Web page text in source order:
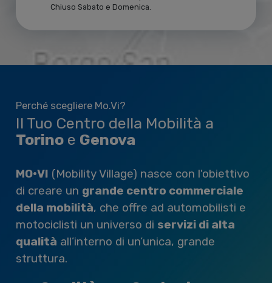
Chiuso Sabato e Domenica.
Perché scegliere Mo.Vi?
Il Tuo Centro della Mobilità a
Torinoe Genova
MO•VI (Mobility Village) nasce con l'obiettivo
di creare un grande centro commerciale
della mobilità, che offre ad automobilisti e
motociclisti un universo di servizi di alta
qualità all’interno di un’unica, grande
struttura.